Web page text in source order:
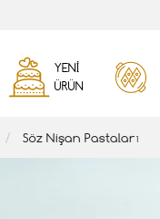
YENI
ÜRÜN
Söz Nişan Pastaları